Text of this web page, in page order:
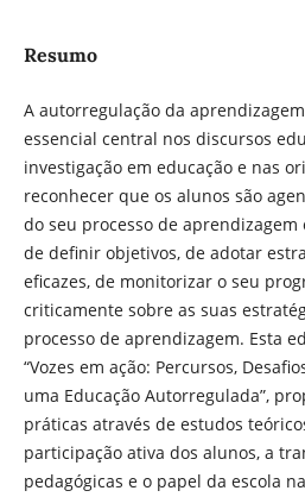
Resumo
A autorregulação da
essencial central nos discursos
investigação em educação e nas
reconhecer que os alunos são
do seu processo de aprendizagem
de definir objetivos, de adotar
eficazes, de monitorizar o seu
criticamente sobre as suas
processo de aprendizagem. Esta
“Vozes em ação: Percursos,
uma Educação Autorregulada”,
práticas através de estudos
participação ativa dos alunos, a
pedagógicas e o papel da escola